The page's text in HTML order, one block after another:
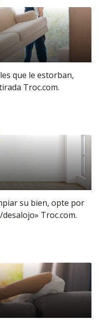
que le estorban,
Troc.com.
su bien, opte por
Troc.com.